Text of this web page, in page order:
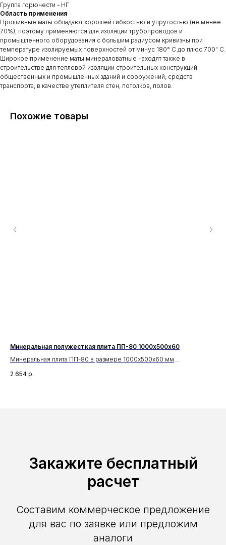
Группа горючести - НГ
Область применения
Прошивные маты обладают хорошей гибкостью и упругостью (не менее
70%), поэтому применяются для изоляции трубопроводов и
промышленного оборудования с большим радиусом кривизны при
температуре изолируемых поверхностей от минус 180° С до плюс 700" С.
Широкое применение маты минераловатные находят также в
строительстве для тепловой изоляции строительных конструкций
общественных и промышленных зданий и сооружений, средств
транспорта, в качестве утеплителя стен, потолков, полов.
Похожие товары
Минеральная полужесткая плита ПП-80 1000х500х60
Минеральная плита ПП-80 в размере 1000х500х60 мм
который занимает ключевую нишу между мягкими рулонными
2 654 р.
Закажите бесплатный
расчет
Составим коммерческое предложение
для вас по заявке или предложим
аналоги